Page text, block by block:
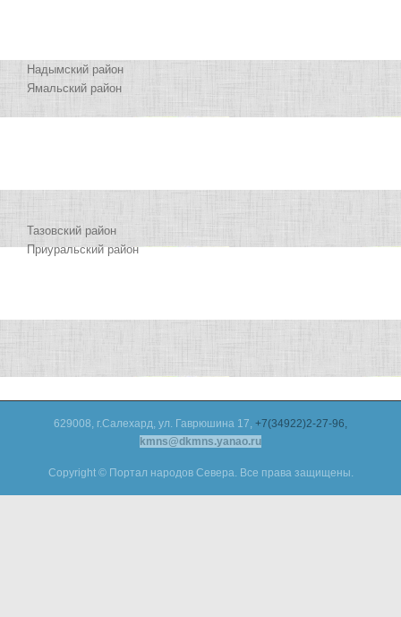
Надымский район
Ямальский район
Тазовский район
Приуральский район
629008, г.Салехард, ул. Гаврюшина 17, +7(34922)2-27-96,
kmns@dkmns.yanao.ru
Copyright © Портал народов Севера. Все права защищены.